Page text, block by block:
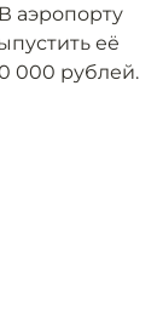
аэропорту
её
000 рублей.